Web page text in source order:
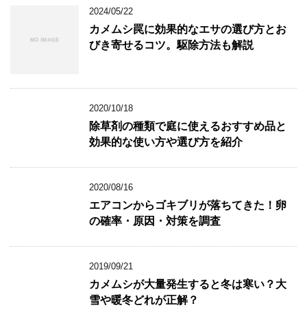
2024/05/22
カメムシ罠に効果的なエサの選び方とお
びき寄せるコツ。駆除方法も解説
2020/10/18
除草剤の種類で庭に使えるおすすめ品と
効果的な使い方や選び方を紹介
2020/08/16
エアコンからゴキブリが落ちてきた！卵
の確率・原因・対策を調査
2019/09/21
カメムシが大量発生すると冬は寒い？大
雪や暖冬どれが正解？